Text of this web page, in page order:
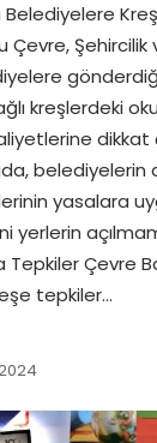
Belediyelere
Çevre, Şehircilik
kreşlerdeki
dikkat
belediyelerin
yasalara
yerlerin
Çevre
tepkiler…